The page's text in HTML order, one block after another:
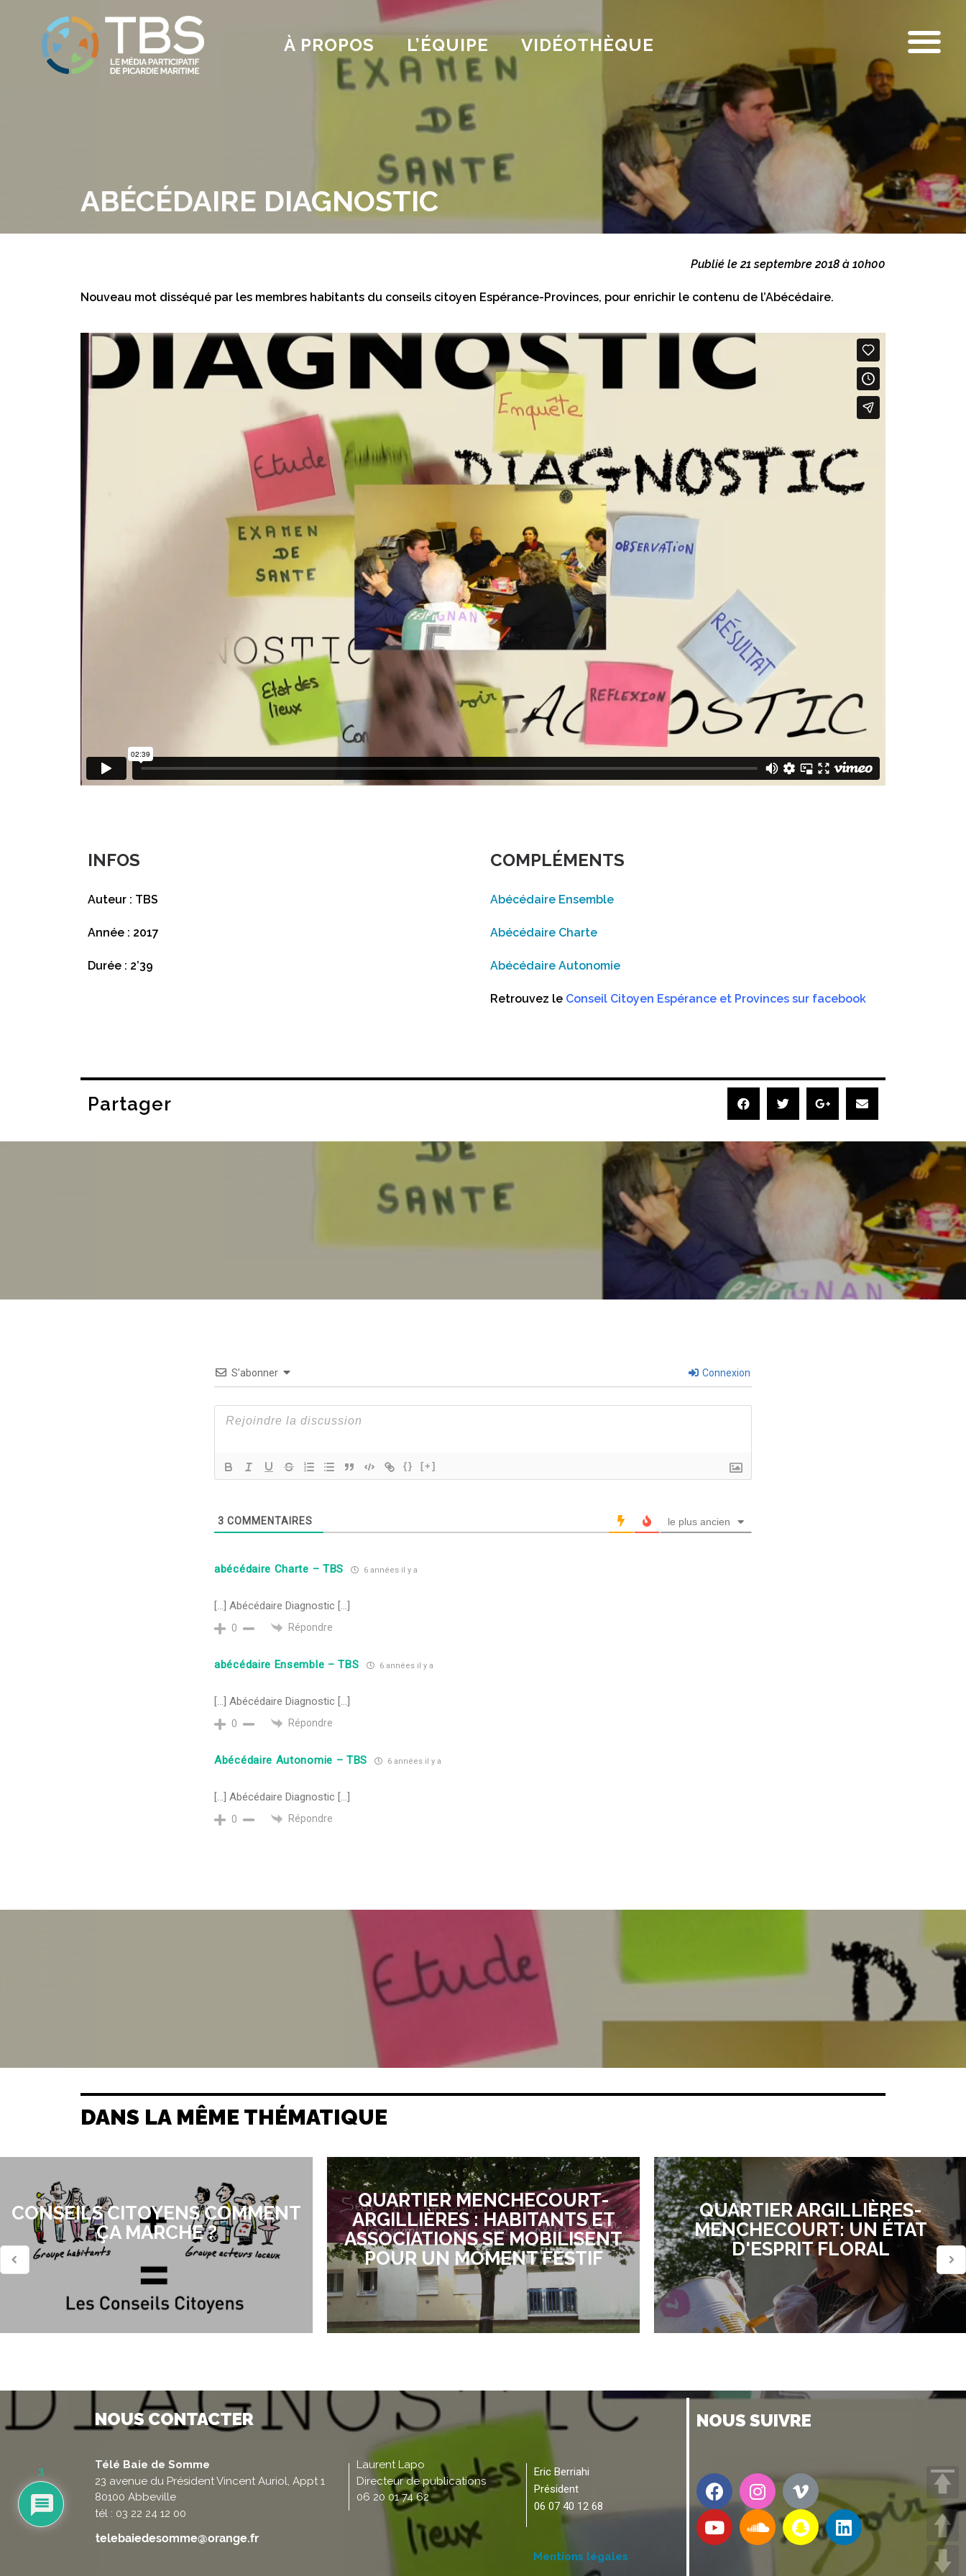
À PROPOS L’ÉQUIPE VIDÉOTHÈQUE
ABÉCÉDAIRE DIAGNOSTIC
Publié le 21 septembre 2018 à 10h00
Nouveau mot disséqué par les membres habitants du conseils citoyen Espérance-Provinces, pour enrichir le contenu de l’Abécédaire.
INFOS
Auteur : TBS
Année : 2017
Durée : 2’39
COMPLÉMENTS
Abécédaire Ensemble
Abécédaire Charte
Abécédaire Autonomie
Retrouvez le Conseil Citoyen Espérance et Provinces sur facebook
Partager
S’abonner Connexion
{} [+]
3 COMMENTAIRES le plus ancien
abécédaire Charte – TBS 6 années il y a
[…] Abécédaire Diagnostic […]
0 Répondre
abécédaire Ensemble – TBS 6 années il y a
[…] Abécédaire Diagnostic […]
0 Répondre
Abécédaire Autonomie – TBS 6 années il y a
[…] Abécédaire Diagnostic […]
0 Répondre
DANS LA MÊME THÉMATIQUE
CONSEILS CITOYENS COMMENT
ÇA MARCHE ?
QUARTIER MENCHECOURT-
ARGILLIÈRES : HABITANTS ET
ASSOCIATIONS SE MOBILISENT
POUR UN MOMENT FESTIF
QUARTIER ARGILLIÈRES-
MENCHECOURT: UN ÉTAT
D'ESPRIT FLORAL
NOUS CONTACTER
Télé Baie de Somme
23 avenue du Président Vincent Auriol, Appt 1
80100 Abbeville
tél : 03 22 24 12 00
Laurent Lapo
Directeur de publications
06 20 01 74 62
Eric Berriahi
Président
06 07 40 12 68
Mentions légales
NOUS SUIVRE
3